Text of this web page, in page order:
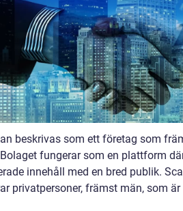
beskrivas som ett företag som
fungerar som en plattform
innehåll med en bred publik.
privatpersoner, främst män, som